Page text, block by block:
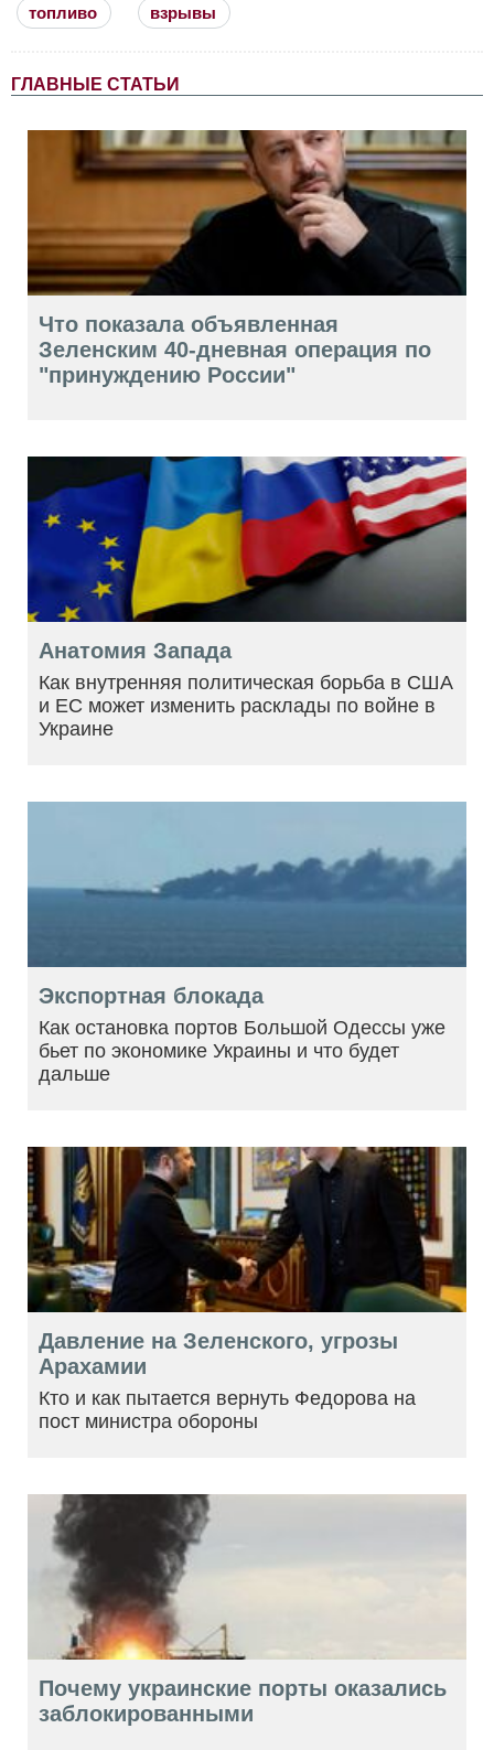
топливо взрывы
ГЛАВНЫЕ СТАТЬИ
Что показала объявленная
Зеленским 40-дневная операция по
"принуждению России"
Анатомия Запада
Как внутренняя политическая борьба в США
и ЕС может изменить расклады по войне в
Украине
Экспортная блокада
Как остановка портов Большой Одессы уже
бьет по экономике Украины и что будет
дальше
Давление на Зеленского, угрозы
Арахамии
Кто и как пытается вернуть Федорова на
пост министра обороны
Почему украинские порты оказались
заблокированными